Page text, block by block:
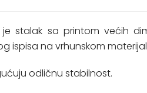
stalak sa printom većih
ispisa na vrhunskom
odličnu stabilnost.